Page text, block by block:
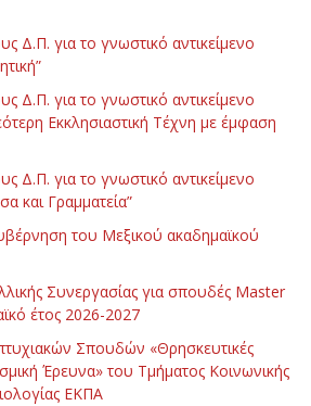
Δ.Π. για το γνωστικό αντικείμενο
Δ.Π. για το γνωστικό αντικείμενο
Εκκλησιαστική Τέχνη με έμφαση
Δ.Π. για το γνωστικό αντικείμενο
και Γραμματεία”
του Μεξικού ακαδημαϊκού
Συνεργασίας για σπουδές Master
έτος 2026-2027
Σπουδών «Θρησκευτικές
Έρευνα» του Τμήματος Κοινωνικής
ΕΚΠΑ